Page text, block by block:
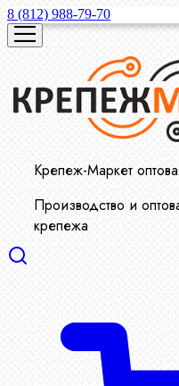
8 (812) 988-79-70
Крепеж-Маркет
Производство и
крепежа